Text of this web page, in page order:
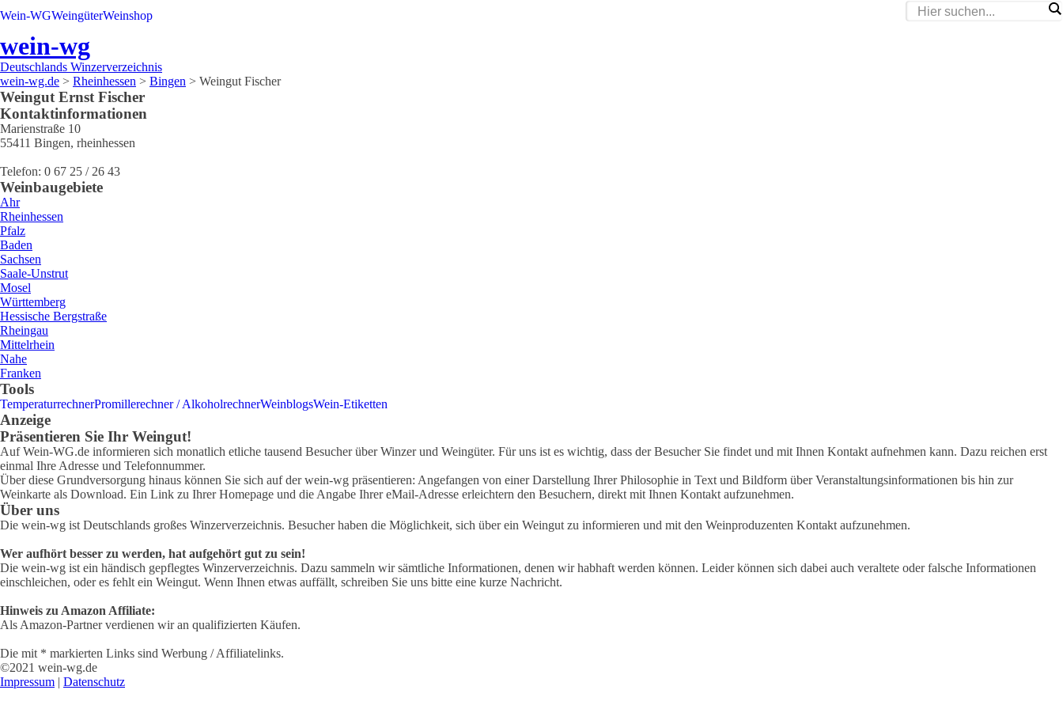
Wein-WGWeingüterWeinshop
wein-wg
Deutschlands Winzerverzeichnis
wein-wg.de > Rheinhessen > Bingen > Weingut Fischer
Weingut Ernst Fischer
Kontaktinformationen
Marienstraße 10
55411 Bingen, rheinhessen
Telefon: 0 67 25 / 26 43
Weinbaugebiete
Ahr
Rheinhessen
Pfalz
Baden
Sachsen
Saale-Unstrut
Mosel
Württemberg
Hessische Bergstraße
Rheingau
Mittelrhein
Nahe
Franken
Tools
TemperaturrechnerPromillerechner / AlkoholrechnerWeinblogsWein-Etiketten
Anzeige
Präsentieren Sie Ihr Weingut!
Auf Wein-WG.de informieren sich monatlich etliche tausend Besucher über Winzer und Weingüter. Für uns ist es wichtig, dass der Besucher Sie findet und mit Ihnen Kontakt aufnehmen kann. Dazu reichen erst
einmal Ihre Adresse und Telefonnummer.
Über diese Grundversorgung hinaus können Sie sich auf der wein-wg präsentieren: Angefangen von einer Darstellung Ihrer Philosophie in Text und Bildform über Veranstaltungsinformationen bis hin zur
Weinkarte als Download. Ein Link zu Ihrer Homepage und die Angabe Ihrer eMail-Adresse erleichtern den Besuchern, direkt mit Ihnen Kontakt aufzunehmen.
Über uns
Die wein-wg ist Deutschlands großes Winzerverzeichnis. Besucher haben die Möglichkeit, sich über ein Weingut zu informieren und mit den Weinproduzenten Kontakt aufzunehmen.
Wer aufhört besser zu werden, hat aufgehört gut zu sein!
Die wein-wg ist ein händisch gepflegtes Winzerverzeichnis. Dazu sammeln wir sämtliche Informationen, denen wir habhaft werden können. Leider können sich dabei auch veraltete oder falsche Informationen
einschleichen, oder es fehlt ein Weingut. Wenn Ihnen etwas auffällt, schreiben Sie uns bitte eine kurze Nachricht.
Hinweis zu Amazon Affiliate:
Als Amazon-Partner verdienen wir an qualifizierten Käufen.
Die mit * markierten Links sind Werbung / Affiliatelinks.
©2021 wein-wg.de
Impressum | Datenschutz